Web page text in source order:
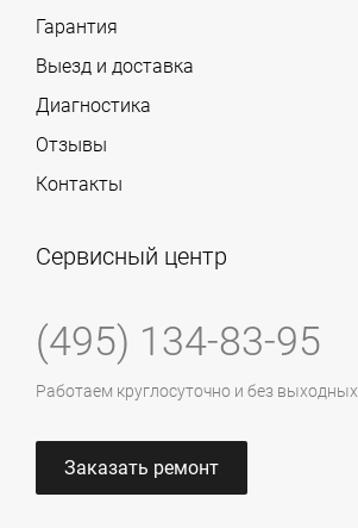
Гарантия
Выезд и доставка
Диагностика
Отзывы
Контакты
Сервисный центр
(495) 134-83-95
Работаем круглосуточно и без выходных
Заказать ремонт